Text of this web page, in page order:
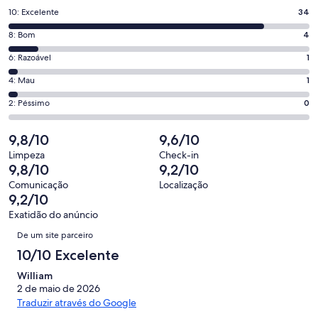
nova
janela
Pontuação
de
10,
o
que
significa
“Excelente”.
34
de
40
avaliações.
10: Excelente 34
Pontuação
de
8,
o
que
significa
“Bom”.
4
de
40
avaliações.
8: Bom 4
Pontuação
de
6,
o
que
significa
“Razoável”.
1
de
40
avaliações.
6: Razoável 1
Pontuação
de
4,
que
significa
“Mau”.
1
de
40
avaliações.
4: Mau 1
Pontuação
de
2,
o
que
significa
“Péssimo”.
0
de
40
avaliações.
2: Péssimo 0
9,8/10
Limpeza
9,6/10
Check-in
9,8/10
Comunicação
9,2/10
Localização
9,2/10
Exatidão do anúncio
Avaliações
De um site parceiro
10/10 Excelente
William
2 de maio de 2026
Traduzir através do Google